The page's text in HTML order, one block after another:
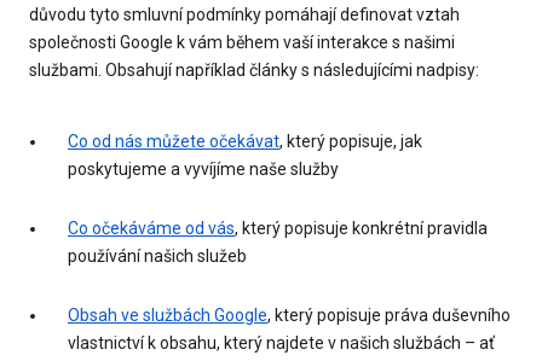
důvodu tyto smluvní podmínky pomáhají definovat vztah
společnosti Google k vám během vaší interakce s našimi
službami. Obsahují například články s následujícími nadpisy:
Co od nás můžete očekávat, který popisuje, jak
poskytujeme a vyvíjíme naše služby
Co očekáváme od vás, který popisuje konkrétní pravidla
používání našich služeb
Obsah ve službách Google, který popisuje práva duševního
vlastnictví k obsahu, který najdete v našich službách – ať